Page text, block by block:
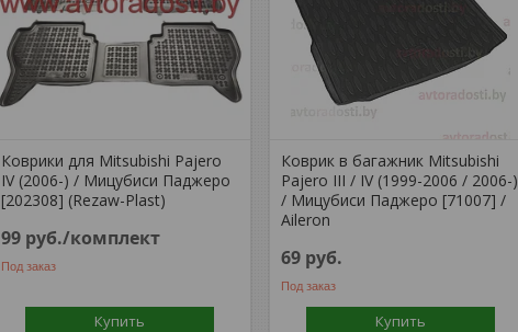
Коврики для Mitsubishi Pajero
IV (2006-) / Мицубиси Паджеро
[202308] (Rezaw-Plast)
99 руб./комплект
Под заказ
Купить
Коврик в багажник Mitsubishi
Pajero III / IV (1999-2006 / 2006-)
/ Мицубиси Паджеро [71007] /
Aileron
69 руб.
Под заказ
Купить